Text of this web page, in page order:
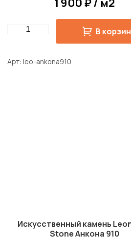
1 900 ₽ / м2
Quantity В
Арт leo-ankona910
Искусственный камень
Stone Анкона 910